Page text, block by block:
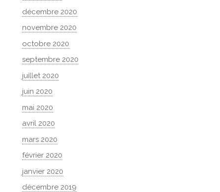
décembre 2020
novembre 2020
octobre 2020
septembre 2020
juillet 2020
juin 2020
mai 2020
avril 2020
mars 2020
février 2020
janvier 2020
décembre 2019